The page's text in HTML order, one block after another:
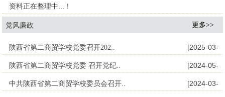
资料正在整理中...！
党风廉政 更多>>
陕西省第二商贸学校党委召开202.. [2025-03-
07]
陕西省第二商贸学校党委 召开党纪.. [2024-05-
17]
中共陕西省第二商贸学校委员会召开.. [2024-03-